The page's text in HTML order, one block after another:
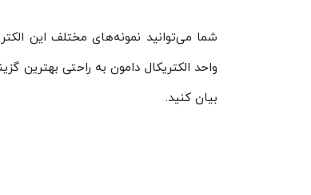
شما می‌توانید نمونه‌های مختلف این
واحد الکتریکال دامون به راحتی بهترین
بیان کنید.